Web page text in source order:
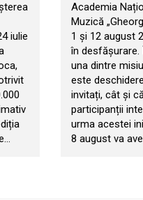
iulie
Academia
Muzică
1 și 12 august
în desfășurare.
una dintre
este
invitați, cât și
participanții
urma acestei
8 august va